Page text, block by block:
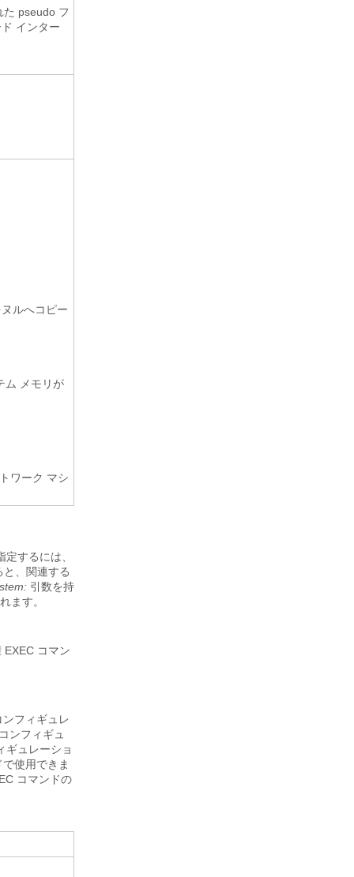
た pseudo フ
インター
ルへコピー
ム メモリが
ワーク マシ
するには、
、関連する
引数を持
ます。
EXEC コマン
フィギュレ
ンフィギュ
ギュレーショ
使用できま
コマンドの